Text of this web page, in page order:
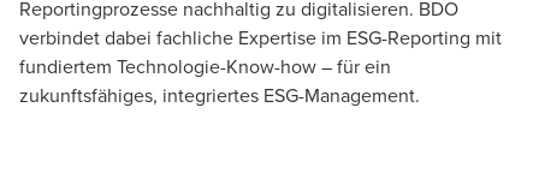
Gap-Assessment:Dokumentenanalysen und
automatisierte Abgleiche identifizieren nicht
erfüllte Berichtspflichten und schaffen
Reportingprozesse nachhaltig zu digitalisieren. BDO
verbindet dabei fachliche Expertise im ESG-Reporting mit
fundiertem Technologie-Know-how – für ein
zukunftsfähiges, integriertes ESG-Management.